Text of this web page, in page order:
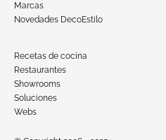
Marcas
Novedades DecoEstilo
Recetas de cocina
Restaurantes
Showrooms
Soluciones
Webs